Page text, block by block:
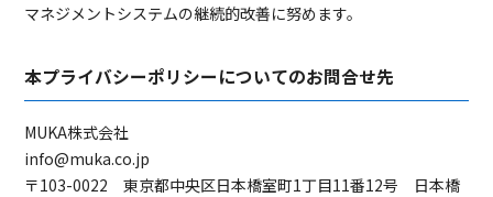
マネジメントシステムの継続的改善に努めます。
本プライバシーポリシーについてのお問合せ先
MUKA株式会社
info@muka.co.jp
〒103-0022 東京都中央区日本橋室町1丁目11番12号 日本橋